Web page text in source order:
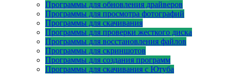
Программы для обновления драйверов
Программы для просмотра фотографий
Программы для скачивания
Программы для проверки жесткого диска
Программы для восстановления файлов
Программы для скриншотов
Программы для создания программ
Программы для скачивания с Ютуба